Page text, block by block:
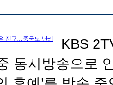
진구…중국도 난리
KBS
동시방송으로